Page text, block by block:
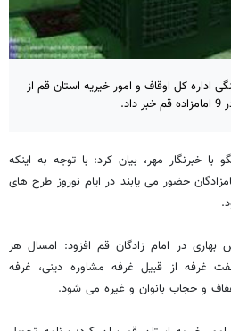
اداره کل اوقاف و امور خیریه استان قم از
خبرنگار مهر، بیان کرد: با توجه به اینکه
حضور می یابند در ایام نوروز طرح های
بهاری در امام زادگان قم افزود: امسال هر
غرفه از قبیل غرفه مشاوره دینی، غرفه
عفاف و حجاب بانوان و غیره می شود.